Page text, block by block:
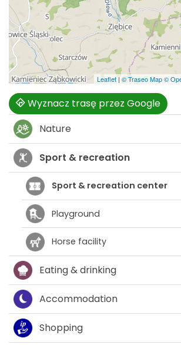
Leaflet | © Traseo Map©
Wyznacz trasę przez Google
Nature
Sport & recreation
Sport & recreation center
Playground
Horse facility
Eating & drinking
Accommodation
Shopping